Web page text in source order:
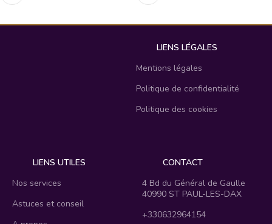
LIENS LÉGALES
Mentions légales
Politique de confidentialité
Politique des cookies
LIENS UTILES
Nos services
Astuces et conseil
CONTACT
4 Bd du Général de Gaulle
40990 ST PAUL-LES-DAX
+330632964154